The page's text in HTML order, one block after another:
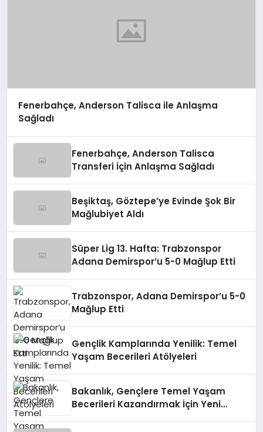
Fenerbahçe, Anderson Talisca ile Anlaşma
Sağladı
Fenerbahçe, Anderson Talisca
Transferi İçin Anlaşma Sağladı
Beşiktaş, Göztepe’ye Evinde Şok Bir
Mağlubiyet Aldı
Süper Lig 13. Hafta: Trabzonspor
Adana Demirspor’u 5-0 Mağlup Etti
Trabzonspor, Adana Demirspor’u 5-0
Mağlup Etti
Gençlik Kamplarında Yenilik: Temel
Yaşam Becerileri Atölyeleri
Bakanlık, Gençlere Temel Yaşam
Becerileri Kazandırmak İçin Yeni